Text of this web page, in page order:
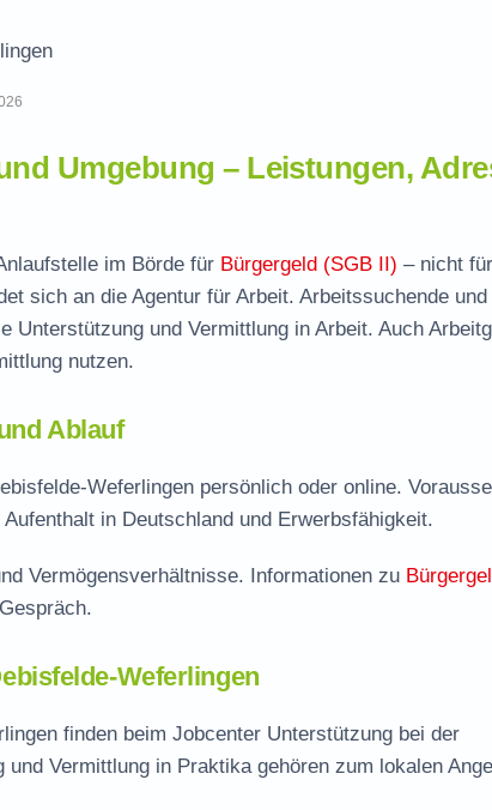
Umgebung – Leistungen,
im Börde für Bürgergeld (SGB II) – nicht für
sich an die Agentur für Arbeit. Arbeitssuchende und
Unterstützung und Vermittlung in Arbeit. Auch
nutzen.
Ablauf
Weferlingen persönlich oder online.
in Deutschland und Erwerbsfähigkeit.
Vermögensverhältnisse. Informationen zu
Weferlingen
finden beim Jobcenter Unterstützung bei der
Vermittlung in Praktika gehören zum lokalen